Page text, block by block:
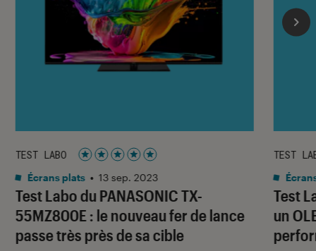
Test Labo du PANASONIC TX-
55MZ800E : le nouveau fer de lance
passe très près de sa cible
TEST LABO
Noté 5 étoiles sur 5
Écrans plats • 13 sep. 2023
Test
un
TEST